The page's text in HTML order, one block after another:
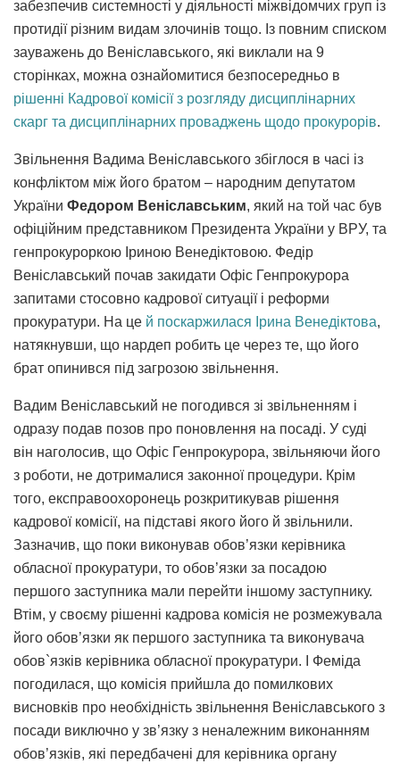
забезпечив системності у діяльності міжвідомчих груп із
протидії різним видам злочинів тощо. Із повним списком
зауважень до Веніславського, які виклали на 9
сторінках, можна ознайомитися безпосередньо в
рішенні Кадрової комісії з розгляду дисциплінарних
скарг та дисциплінарних проваджень щодо прокурорів.
Звільнення Вадима Веніславського збіглося в часі із
конфліктом між його братом – народним депутатом
України Федором Веніславським, який на той час був
офіційним представником Президента України у ВРУ, та
генпрокуроркою Іриною Венедіктовою. Федір
Веніславський почав закидати Офіс Генпрокурора
запитами стосовно кадрової ситуації і реформи
прокуратури. На це й поскаржилася Ірина Венедіктова,
натякнувши, що нардеп робить це через те, що його
брат опинився під загрозою звільнення.
Вадим Веніславський не погодився зі звільненням і
одразу подав позов про поновлення на посаді. У суді
він наголосив, що Офіс Генпрокурора, звільняючи його
з роботи, не дотрималися законної процедури. Крім
того, експравоохоронець розкритикував рішення
кадрової комісії, на підставі якого його й звільнили.
Зазначив, що поки виконував обов’язки керівника
обласної прокуратури, то обов’язки за посадою
першого заступника мали перейти іншому заступнику.
Втім, у своєму рішенні кадрова комісія не розмежувала
його обов’язки як першого заступника та виконувача
обов`язків керівника обласної прокуратури. І Феміда
погодилася, що комісія прийшла до помилкових
висновків про необхідність звільнення Веніславського з
посади виключно у зв’язку з неналежним виконанням
обов’язків, які передбачені для керівника органу